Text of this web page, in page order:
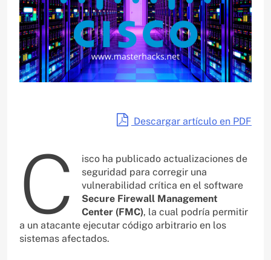
Descargar artículo en PDF
C
isco ha publicado actualizaciones de
seguridad para corregir una
vulnerabilidad crítica en el software
Secure Firewall Management
Center (FMC), la cual podría permitir
a un atacante ejecutar código arbitrario en los
sistemas afectados.